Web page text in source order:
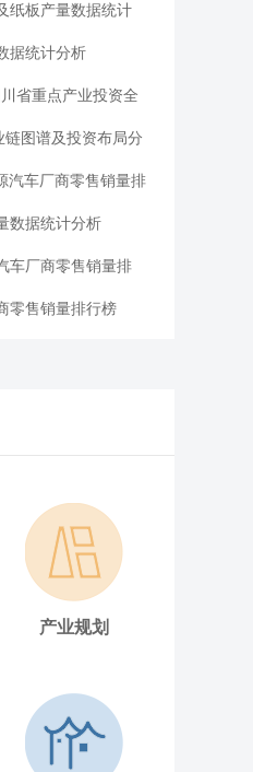
纸板产量数据统计
据统计分析
省重点产业投资全
园区分布、投资保障
图谱及投资布局分
汽车厂商零售销量排
数据统计分析
车厂商零售销量排
零售销量排行榜
产业规划